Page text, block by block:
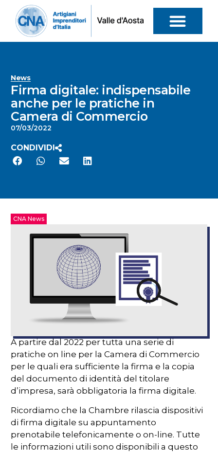
News
Firma digitale: indispensabile
anche per le pratiche in
Camera di Commercio
07/03/2022
CONDIVIDI
CNA News
A partire dal 2022 per tutta una serie di
pratiche on line per la Camera di Commercio
per le quali era sufficiente la firma e la copia
del documento di identità del titolare
d’impresa, sarà obbligatoria la firma digitale.
Ricordiamo che la Chambre rilascia dispositivi
di firma digitale su appuntamento
prenotabile telefonicamente o on-line. Tutte
le informazioni utili sono disponibili a questo